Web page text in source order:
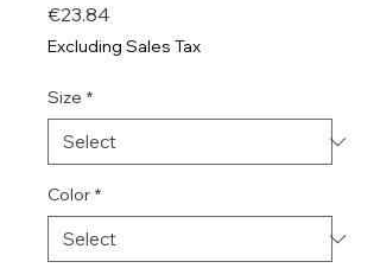
€23.84Price
Excluding Sales Tax
Size *
Color *